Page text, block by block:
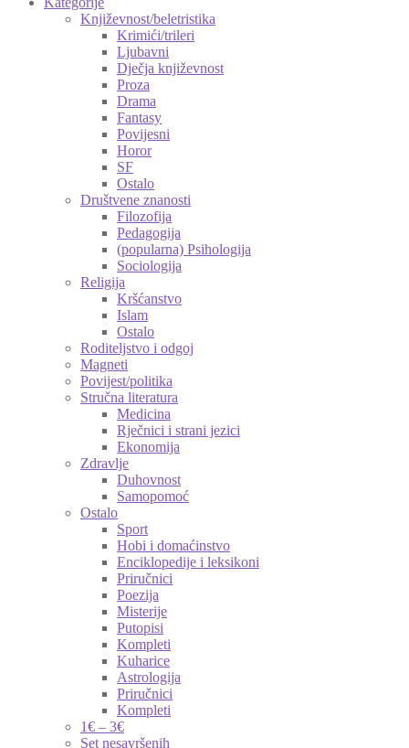
Književnost/beletristika
Krimići/trileri
Ljubavni
Dječja književnost
Proza
Drama
Fantasy
Povijesni
Horor
SF
Ostalo
Društvene znanosti
Filozofija
Pedagogija
(popularna) Psihologija
Sociologija
Religija
Kršćanstvo
Islam
Ostalo
Roditeljstvo i odgoj
Magneti
Povijest/politika
Stručna literatura
Medicina
Rječnici i strani jezici
Ekonomija
Zdravlje
Duhovnost
Samopomoć
Ostalo
Sport
Hobi i domaćinstvo
Enciklopedije i leksikoni
Priručnici
Poezija
Misterije
Putopisi
Kompleti
Kuharice
Astrologija
Priručnici
Kompleti
1€ – 3€
Set nesavršenih